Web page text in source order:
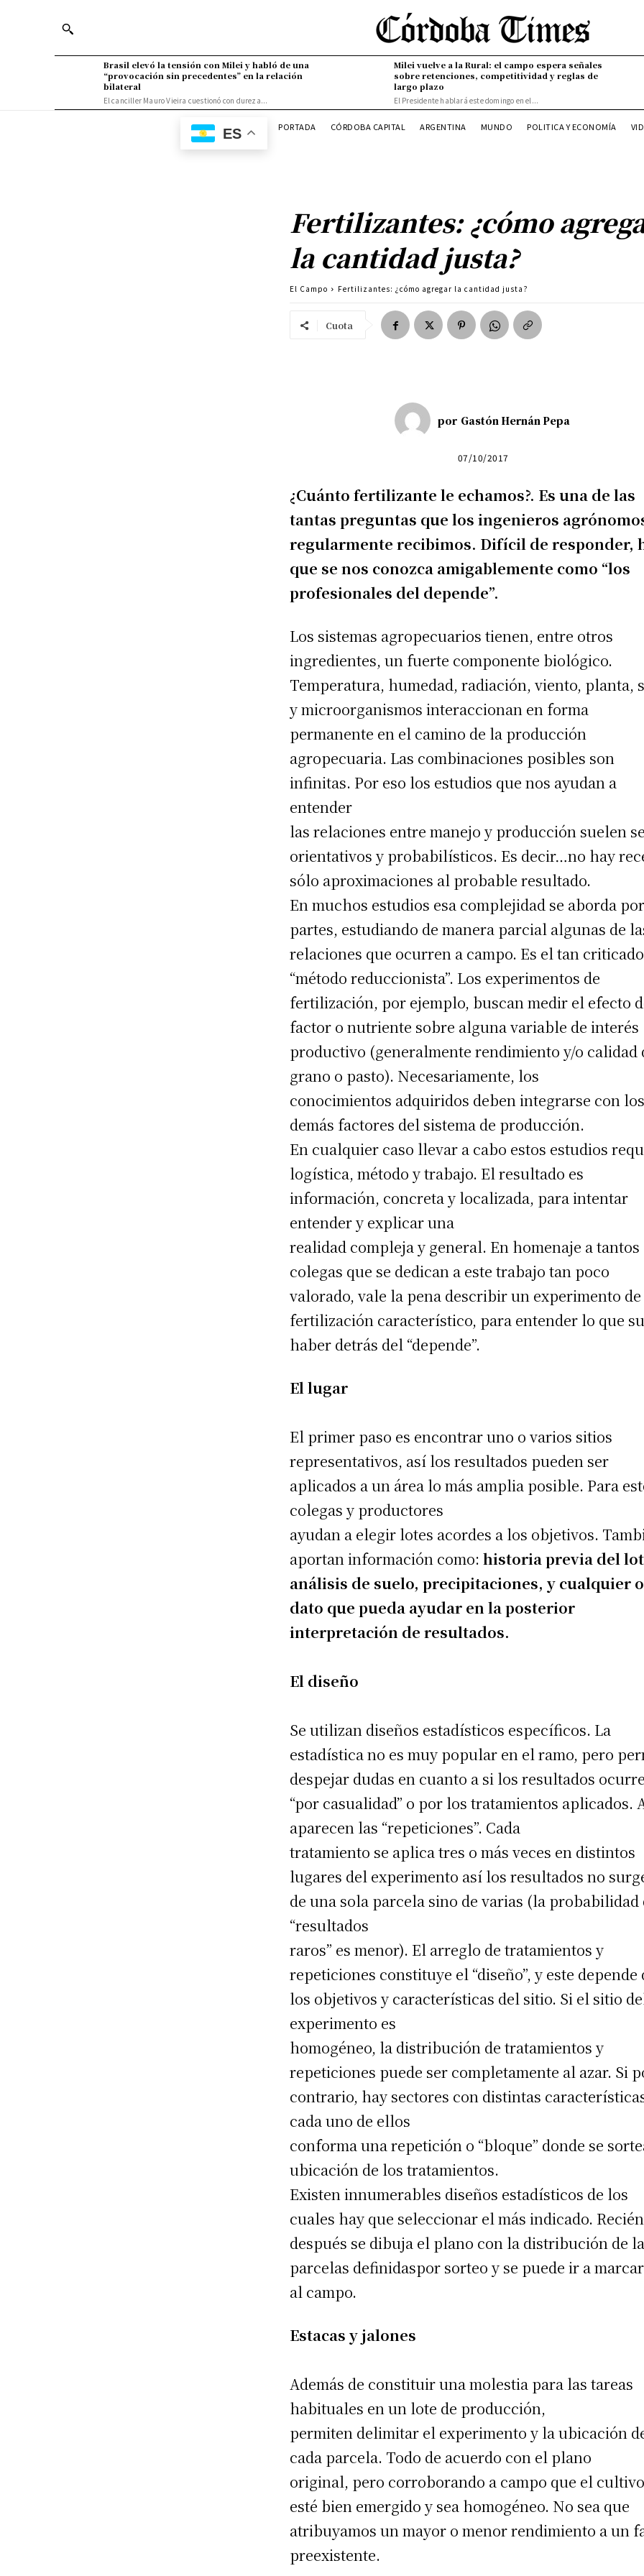
Brasil elevó la tensión con Milei y habló de una
“provocación sin precedentes” en la relación
bilateral
El canciller Mauro Vieira cuestionó con dureza...
Milei vuelve a la Rural: el campo espera señales
sobre retenciones, competitividad y reglas de
largo plazo
El Presidente hablará este domingo en el...
ES PORTADA CÓRDOBA CAPITAL ARGENTINA MUNDO POLITICA Y ECONOMÍA
Fertilizantes: ¿cómo
la cantidad justa?
El Campo Fertilizantes: ¿cómo agregar la cantidad justa?
Cuota
por Gastón Hernán Pepa
07/10/2017
¿Cuánto fertilizante le echamos?. Es una de las
tantas preguntas que los ingenieros
regularmente recibimos. Difícil de responder,
que se nos conozca amigablemente como “los
profesionales del depende”.
Los sistemas agropecuarios tienen, entre otros
ingredientes, un fuerte componente biológico.
Temperatura, humedad, radiación, viento, planta,
y microorganismos interaccionan en forma
permanente en el camino de la producción
agropecuaria. Las combinaciones posibles son
infinitas. Por eso los estudios que nos ayudan a
entender
las relaciones entre manejo y producción suelen
orientativos y probabilísticos. Es decir…no hay
sólo aproximaciones al probable resultado.
En muchos estudios esa complejidad se aborda por
partes, estudiando de manera parcial algunas de
relaciones que ocurren a campo. Es el tan criticado
“método reduccionista”. Los experimentos de
fertilización, por ejemplo, buscan medir el efecto
factor o nutriente sobre alguna variable de interés
productivo (generalmente rendimiento y/o calidad
grano o pasto). Necesariamente, los
conocimientos adquiridos deben integrarse con los
demás factores del sistema de producción.
En cualquier caso llevar a cabo estos estudios
logística, método y trabajo. El resultado es
información, concreta y localizada, para intentar
entender y explicar una
realidad compleja y general. En homenaje a tantos
colegas que se dedican a este trabajo tan poco
valorado, vale la pena describir un experimento de
fertilización característico, para entender lo que
haber detrás del “depende”.
El lugar
El primer paso es encontrar uno o varios sitios
representativos, así los resultados pueden ser
aplicados a un área lo más amplia posible. Para
colegas y productores
ayudan a elegir lotes acordes a los objetivos.
aportan información como:historia previa del
análisis de suelo, precipitaciones, y cualquier
dato quepueda ayudar en la posterior
interpretación de resultados.
El diseño
Se utilizan diseños estadísticos específicos. La
estadística no es muy popular en el ramo, pero
despejar dudas en cuanto a si los resultados
“por casualidad” o por los tratamientos aplicados.
aparecen las “repeticiones”. Cada
tratamiento se aplica tres o más veces en distintos
lugares del experimento así los resultados no
de una sola parcela sino de varias (la probabilidad
“resultados
raros” es menor). El arreglo de tratamientos y
repeticiones constituye el “diseño”, y este depende
los objetivos y características del sitio. Si el sitio
experimento es
homogéneo, la distribución de tratamientos y
repeticiones puede ser completamente al azar. Si
contrario, hay sectores con distintas
cada uno de ellos
conforma una repetición o “bloque” donde se
ubicación de los tratamientos.
Existen innumerables diseños estadísticos de los
cuales hay que seleccionar el más indicado. Recién
después se dibuja el plano con la distribución de
parcelas definidaspor sorteo y se puede ir a
al campo.
Estacas y jalones
Además de constituir una molestia para las tareas
habituales en un lote de producción,
permiten delimitar el experimento y la ubicación
cada parcela. Todo de acuerdo con el plano
original, pero corroborando a campo que el cultivo
esté bien emergido y sea homogéneo. No sea que
atribuyamos un mayor o menor rendimiento a un
preexistente.